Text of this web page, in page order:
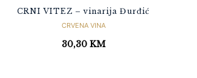
CRNI VITEZ – vinarija Đurđić
CRVENA VINA
30,30 KM